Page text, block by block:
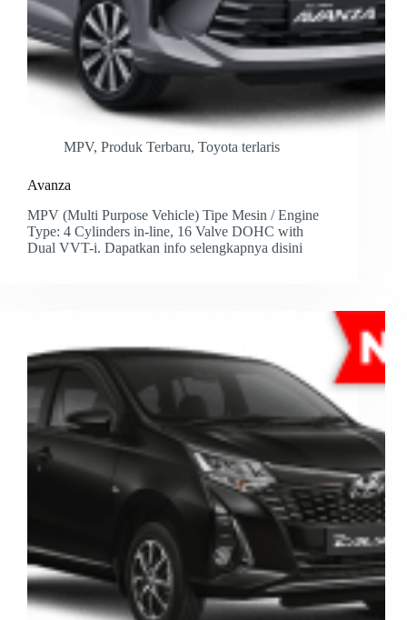
MPV, Produk Terbaru, Toyota terlaris
Avanza
MPV (Multi Purpose Vehicle) Tipe Mesin / Engine
Type: 4 Cylinders in-line, 16 Valve DOHC with
Dual VVT-i. Dapatkan info selengkapnya disini